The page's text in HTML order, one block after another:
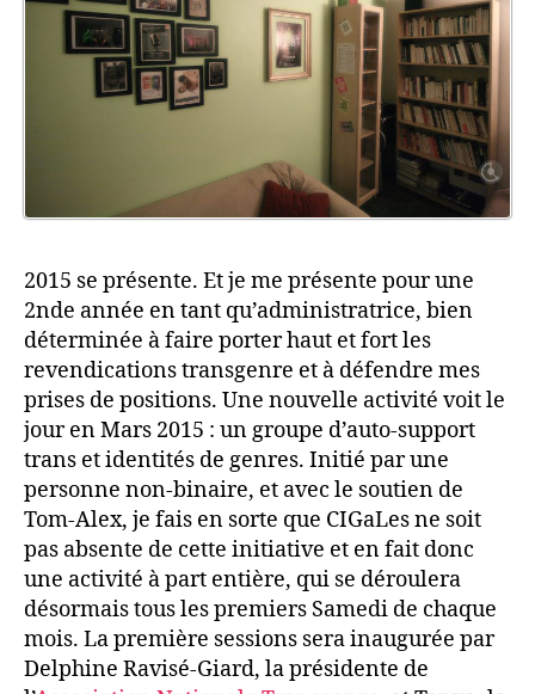
2015 se présente. Et je me présente pour une
2nde année en tant qu’administratrice, bien
déterminée à faire porter haut et fort les
revendications transgenre et à défendre mes
prises de positions. Une nouvelle activité voit le
jour en Mars 2015 : un groupe d’auto-support
trans et identités de genres. Initié par une
personne non-binaire, et avec le soutien de
Tom-Alex, je fais en sorte que CIGaLes ne soit
pas absente de cette initiative et en fait donc
une activité à part entière, qui se déroulera
désormais tous les premiers Samedi de chaque
mois. La première sessions sera inaugurée par
Delphine Ravisé-Giard, la présidente de